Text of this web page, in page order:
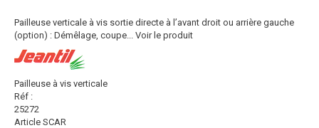
Pailleuse verticale à vis sortie directe à l’avant droit ou arrière gauche
(option) : Démêlage, coupe... Voir le produit
Pailleuse à vis verticale
Réf :
25272
Article SCAR